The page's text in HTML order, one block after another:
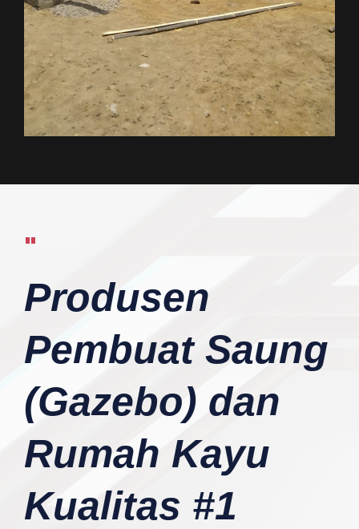
"
Produsen
Pembuat Saung
(Gazebo) dan
Rumah Kayu
Kualitas #1